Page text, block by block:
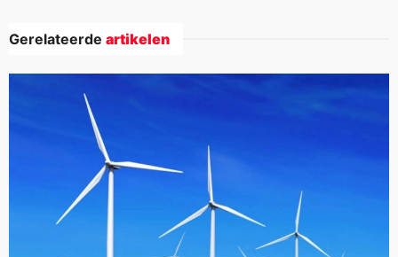
Gerelateerde artikelen